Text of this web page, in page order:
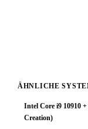
ÄHNLICHE
Intel Core i9 10910
Creation)